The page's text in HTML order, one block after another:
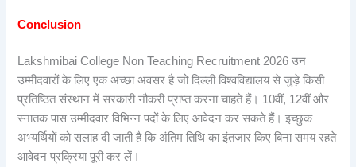
Conclusion
Lakshmibai College Non Teaching Recruitment 2026 उन
उम्मीदवारों के लिए एक अच्छा अवसर है जो दिल्ली विश्वविद्यालय से जुड़े किसी
प्रतिष्ठित संस्थान में सरकारी नौकरी प्राप्त करना चाहते हैं। 10वीं, 12वीं और
स्नातक पास उम्मीदवार विभिन्न पदों के लिए आवेदन कर सकते हैं। इच्छुक
अभ्यर्थियों को सलाह दी जाती है कि अंतिम तिथि का इंतजार किए बिना समय रहते
आवेदन प्रक्रिया पूरी कर लें।